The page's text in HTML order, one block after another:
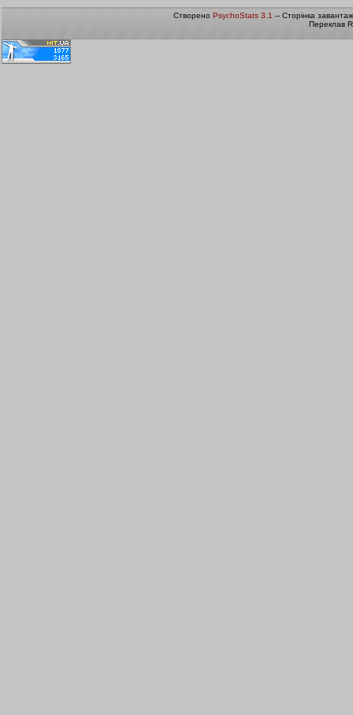
Створено PsychoStats 3.1 -- Сторінка
Переклав